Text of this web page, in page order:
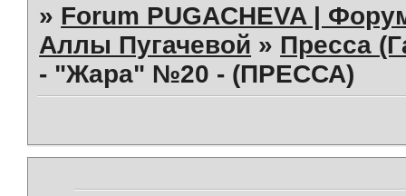
» Forum PUGACHEVA |
Аллы Пугачевой » Пресса
- "Жара" №20 - (ПРЕССА)